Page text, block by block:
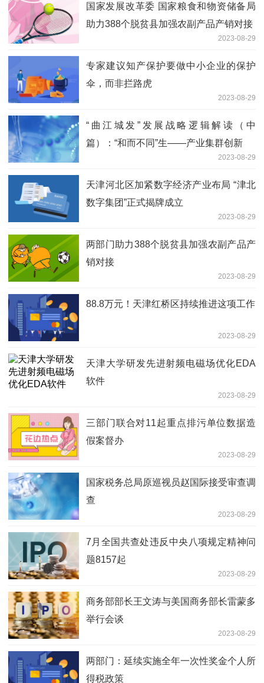
国家发展改革委 国家粮食和物资储备局
助力388个脱贫县加强农副产品产销对接
2023-08-29
专家建议知产保护要做中小企业的保护
伞，而非拦路虎
2023-08-29
“曲江城发”发展战略逻辑解读（中
篇）：“和而不同”生——产业集群创新
2023-08-29
天津河北区加紧数字经济产业布局 “津北
数字集团”正式揭牌成立
2023-08-29
两部门助力388个脱贫县加强农副产品产
销对接
2023-08-29
88.8万元！天津红桥区持续推进这项工作
2023-08-29
天津大学研发先进射频电磁场优化EDA
软件
2023-08-29
三部门联合对11起重点排污单位数据造
假案督办
2023-08-29
国家税务总局原巡视员赵国际接受审查调
查
2023-08-29
7月全国共查处违反中央八项规定精神问
题8157起
2023-08-29
商务部部长王文涛与美国商务部长雷蒙多
举行会谈
2023-08-29
两部门：延续实施全年一次性奖金个人所
得税政策